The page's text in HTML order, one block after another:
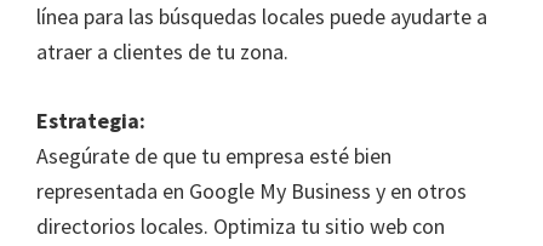
línea para las búsquedas locales puede ayudarte a
atraer a clientes de tu zona.
Estrategia:
Asegúrate de que tu empresa esté bien
representada en Google My Business y en otros
directorios locales. Optimiza tu sitio web con